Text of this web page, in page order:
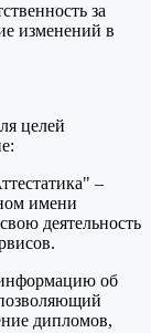
за
изменений в
целей
–
имени
деятельность
об
дипломов,